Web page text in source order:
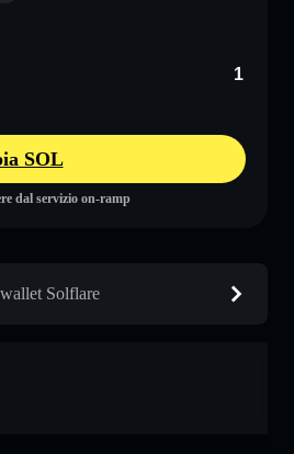
SOL
dal servizio on-ramp
Solflare